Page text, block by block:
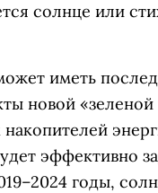
солнце или
иметь
новой
эффективно
годы,